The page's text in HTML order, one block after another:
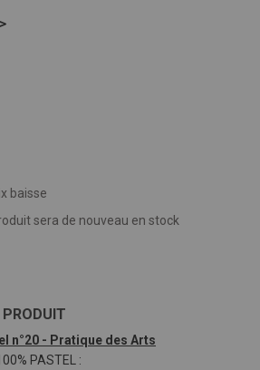
baisse
sera de nouveau en stock
n°20 - Pratique des Arts
PASTEL :